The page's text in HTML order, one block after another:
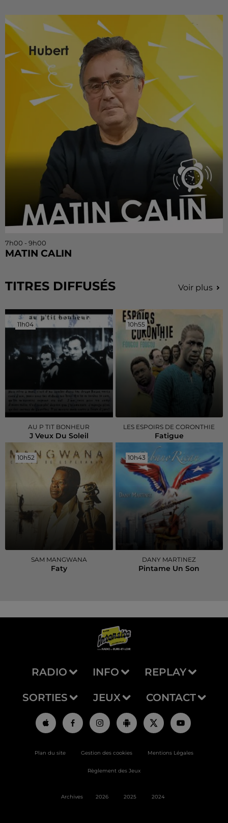
7h00 - 9h00
MATIN CALIN
TITRES DIFFUSÉS Voir plus
11h04
11h04
AU P TIT BONHEUR
J Veux Du Soleil
10h55
10h55
LES ESPOIRS DE CORONTHIE
Fatigue
10h52
10h52
SAM MANGWANA
Faty
10h43
10h43
DANY MARTINEZ
Pintame Un Son
RADIO INFO REPLAY
SORTIES JEUX CONTACT
Plan du site Gestion des cookies Mentions Légales
Règlement des Jeux
Archives 2026 2025 2024